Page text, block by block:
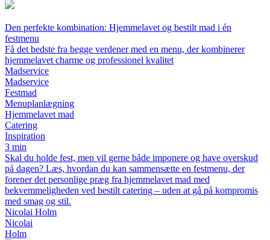
Den perfekte kombination: Hjemmelavet og bestilt mad i én
festmenu
Få det bedste fra begge verdener med en menu, der kombinerer
hjemmelavet charme og professionel kvalitet
Madservice
Madservice
Festmad
Menuplanlægning
Hjemmelavet mad
Catering
Inspiration
3 min
Skal du holde fest, men vil gerne både imponere og have overskud
på dagen? Læs, hvordan du kan sammensætte en festmenu, der
forener det personlige præg fra hjemmelavet mad med
bekvemmeligheden ved bestilt catering – uden at gå på kompromis
med smag og stil.
Nicolai Holm
Nicolai
Holm